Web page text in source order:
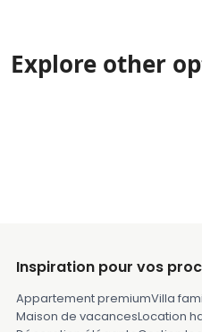
Explore other
Inspiration pour vos
Appartement premiumVilla
Maison de vacancesLocation